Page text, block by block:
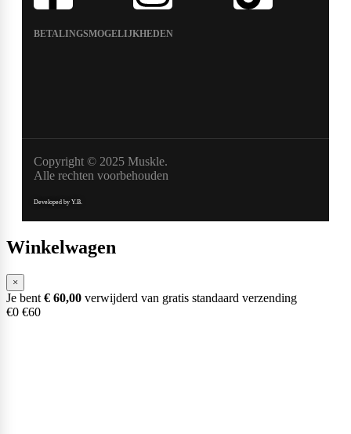
BETALINGSMOGELIJKHEDEN
Copyright © 2025 Muskle.
Alle rechten voorbehouden
Developed by Y.B.
Winkelwagen
×
Je bent € 60,00 verwijderd van gratis standaard verzending
€0 €60